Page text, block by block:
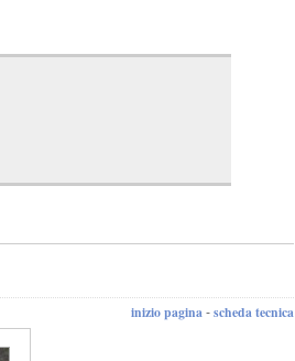
inizio pagina - scheda tecnica